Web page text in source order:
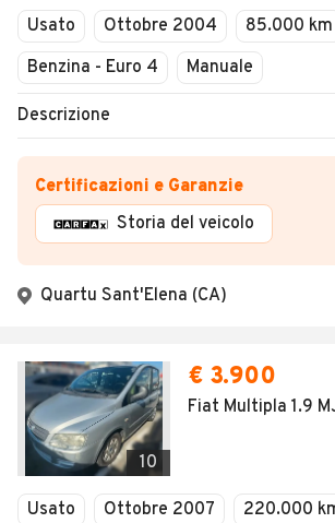
09:00 - 13:00
Domenica
Chiuso
Soccorso stradale
Perizia moto incidentate
Rivendita Motorini/Scooter
Installazione impianto di
Sostituzione cristalli
Assicurazioni
Verniciatura e rivestimenti plastici
Sanificazione interni
Carenatura / Riparazioni
Test Drive a domicilio
Usato Ottobre 2004
85.000 km
Benzina - Euro 4
Manuale
Descrizione
Certificazioni e Garanzie
Storia del veicolo
Quartu Sant'Elena (CA)
10
€ 3.900
Fiat Multipla 1.9
Usato Ottobre 2007
220.000